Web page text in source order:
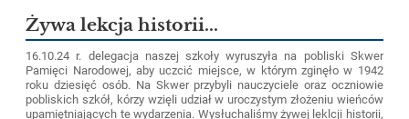
Żywa lekcja historii...
16.10.24 r. delegacja naszej szkoły wyruszyła na pobliski Skwer
Pamięci Narodowej, aby uczcić miejsce, w którym zginęło w 1942
roku dziesięć osób. Na Skwer przybyli nauczyciele oraz oczniowie
pobliskich szkół, kórzy wzięli udział w uroczystym złożeniu wieńców
upamiętniających te wydarzenia. Wysłuchaliśmy żywej leklcji historii,